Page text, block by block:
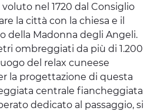
nel 1720 dal Consiglio
la città con la chiesa e il
della Madonna degli Angeli.
ombreggiati da più di 1.200
del relax cuneese
la progettazione di questa
centrale fiancheggiata
dedicato al passaggio, si